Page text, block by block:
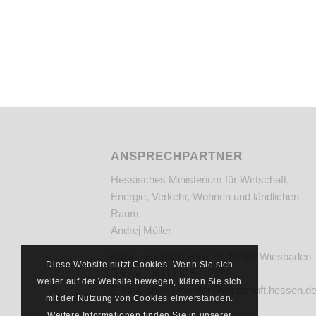
ANSPRECHPARTNER
Hessisches Ministerium für Wirtschaft,
Energie, Verkehr, Wohnen und ländlichen
Raum
Andrej Müller
Kaiser-Friedrich-Ring 75, 65185 Wiesbaden
andrej.mueller@wirtschaft.hessen.de
Diese Website nutzt Cookies. Wenn Sie sich
weiter auf der Website bewegen, klären Sie sich
mit der Nutzung von Cookies einverstanden.